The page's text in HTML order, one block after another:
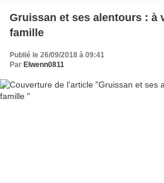
Gruissan et ses alentours : à
famille
Publié le 26/09/2018 à 09:41
Par Elwenn0811